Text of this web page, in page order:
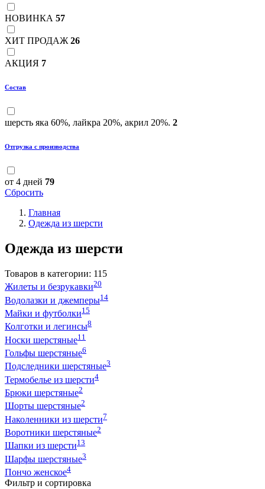
НОВИНКА 57
ХИТ ПРОДАЖ26
АКЦИЯ 7
Состав
шерсть яка 60%, лайкра 20%, акрил 20%. 2
Отгрузка с производства
от 4 дней 79
Сбросить
Главная
Одежда из шерсти
Одежда из шерсти
Товаров в категории: 115
Жилеты и безрукавки20
Водолазки и джемперы14
Майки и футболки15
Колготки и легинсы8
Носки шерстяные11
Гольфы шерстяные6
Подследники шерстяные3
Термобелье из шерсти4
Брюки шерстяные2
Шорты шерстяные2
Наколенники из шерсти7
Воротники шерстяные2
Шапки из шерсти13
Шарфы шерстяные3
Пончо женское4
Фильтр и сортировка